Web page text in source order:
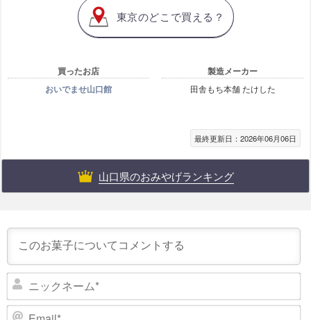
東京のどこで買える？
買ったお店
おいでませ山口館
製造メーカー
田舎もち本舗 たけした
最終更新日：2026年06月06日
山口県のおみやげランキング
ニ
ク
E